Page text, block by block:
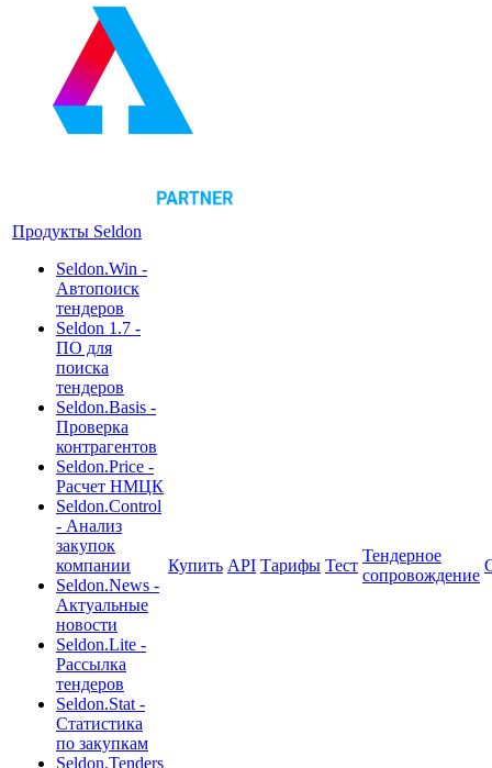
Продукты Seldon
Seldon.Win -
Автопоиск
тендеров
Seldon 1.7 -
ПО для
поиска
тендеров
Seldon.Basis -
Проверка
контрагентов
Seldon.Price -
Расчет НМЦК
Seldon.Control
- Анализ
закупок
компании
Seldon.News -
Актуальные
новости
Seldon.Lite -
Рассылка
тендеров
Seldon.Stat -
Статистика
по закупкам
Seldon.Tenders
Купить API Тарифы Тест
Тендерное
сопровождение